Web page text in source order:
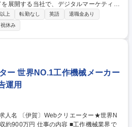
展開する当社で、デジタルマーケティン
運用に加え、ブランド戦略立案やイベ
ージーランド本部と英
ーフやラム肉の日本市場シェア拡大を担
テナビリティへの配慮、自社高級レスト
会社です！ ■Instagram運用■インフルエ
営・改善（リニューアル、制作会社連
料理教室・試食会等）の企画運営 ■KP
★自
TV紹介実績
上 転勤なし 英語
退職金あり
休み
ー 世界NO.1工作機械メーカー
運用
■工作機械業界で